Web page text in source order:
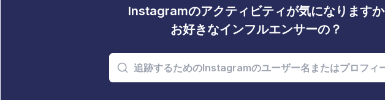
Instagramのアクティビティが気になりますか
お好きなインフルエンサーの？